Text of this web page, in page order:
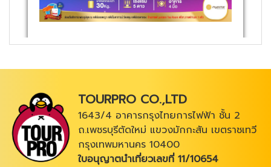
TOURPRO CO.,LTD
1643/4 อาคารกรุงไทยการไฟฟ้า ชั้น 2
ถ.เพชรบุรีตัดใหม่ แขวงมักกะสัน เขตราชเทวี
กรุงเทพมหานคร 10400
ใบอนุญาตนำเที่ยวเลขที่ 11/10654